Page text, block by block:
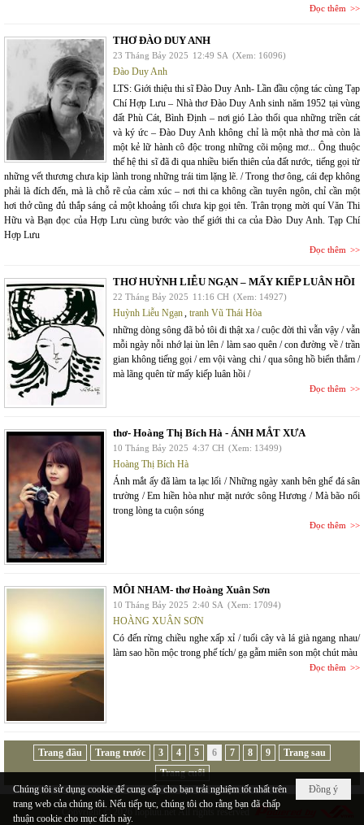
Đọc thêm
THƠ ĐÀO DUY ANH
23 Tháng Bảy 2025 12:49 SA (Xem: 16096)
Đào Duy Anh
LTS: Giới thiệu thi sĩ Đào Duy Anh- Lần đầu cộng tác cùng Tạp
Chí Hợp Lưu – Nhà thơ Đào Duy Anh sinh năm 1952 tại vùng
đất Phù Cát, Bình Định – nơi gió Lào thổi qua những triền cát
và ký ức – Đào Duy Anh không chỉ là một nhà thơ mà còn là
một kẻ lữ hành cô độc trong những cõi mộng mơ... Ông thuộc
thế hệ thi sĩ đã đi qua nhiều biến thiên của đất nước, tiếng gọi từ
những vết thương chưa kịp lành trong những trái tim lặng lẽ. / Trong thơ ông, cái đẹp không
phải là đích đến, mà là chỗ rẽ của cảm xúc – nơi thi ca không cần tuyên ngôn, chỉ cần một
hơi thở cũng đủ thắp sáng cả một khoảng tối chưa kịp gọi tên. Trân trọng mời quí Văn Thi
Hữu và Bạn đọc của Hợp Lưu cùng bước vào thế giới thi ca của Đào Duy Anh. Tạp Chí
Hợp Lưu
Đọc thêm
THƠ HUỲNH LIỄU NGẠN – MẤY KIẾP LUÂN HỒI
22 Tháng Bảy 2025 11:16 CH (Xem: 14927)
Huỳnh Liễu Ngạn, tranh Vũ Thái Hòa
những dòng sông đã bỏ tôi đi thật xa / cuộc đời thì vẫn vậy / vẫn
mỗi ngày nỗi nhớ lại ùn lên / làm sao quên / con đường về / trần
gian không tiếng gọi / em vội vàng chi / qua sông hồ biển thẳm /
mà lãng quên từ mấy kiếp luân hồi /
Đọc thêm
thơ- Hoàng Thị Bích Hà - ÁNH MẮT XƯA
10 Tháng Bảy 2025 4:37 CH (Xem: 13499)
Hoàng Thị Bích Hà
Ánh mắt ấy đã làm ta lạc lối / Những ngày xanh bên ghế đá sân
trường / Em hiền hòa như mặt nước sông Hương / Mà bão nổi
trong lòng ta cuộn sóng
Đọc thêm
MÔI NHAM- thơ Hoàng Xuân Sơn
10 Tháng Bảy 2025 2:40 SA (Xem: 17094)
HOÀNG XUÂN SƠN
Có đến rừng chiều nghe xấp xỉ / tuổi cây và lá già ngang nhau/
làm sao hồn mộc trong phế tích/ gạ gẫm miên son một chút màu
Đọc thêm
Trang đầu Trang trước 3 4 5 6 7 8 9
Trang sau
Trang cuối
Copyright © 2026 hopluu.net All rights reserved
Đồng ý
Chúng tôi sử dụng cookie để cung cấp cho bạn trải nghiệm tốt nhất trên
trang web của chúng tôi. Nếu tiếp tục, chúng tôi cho rằng bạn đã chấp
thuận cookie cho mục đích này.